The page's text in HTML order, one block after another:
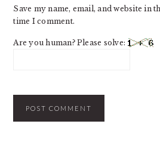
Save my name, email, and website in
time I comment.
Are you human? Please solve: